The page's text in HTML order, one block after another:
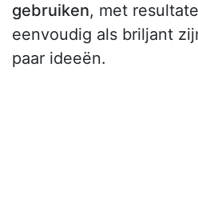
gebruiken, met
eenvoudig als briljant
paar ideeën.